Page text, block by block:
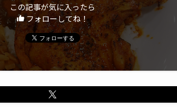
この記事が気に入ったら
フォローしてね！